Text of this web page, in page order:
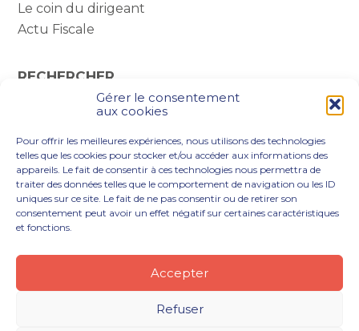
Gérer le consentement
aux cookies
Pour offrir les meilleures expériences, nous utilisons des technologies
telles que les cookies pour stocker et/ou accéder aux informations des
appareils. Le fait de consentir à ces technologies nous permettra de
traiter des données telles que le comportement de navigation ou les ID
uniques sur ce site. Le fait de ne pas consentir ou de retirer son
consentement peut avoir un effet négatif sur certaines caractéristiques
et fonctions.
Accepter
Refuser
Le coin du dirigeant
Actu Fiscale
RECHERCHER
Rechercher :
Principale
NOS OUTILS DIGITAUX
NOTRE CABINET
NOUS REJOINDRE
ACTUALITÉS CONTACT